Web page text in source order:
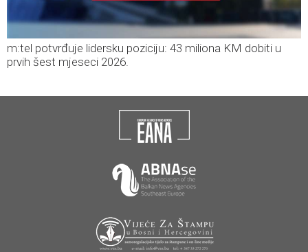
m:tel potvrđuje lidersku poziciju: 43 miliona KM dobiti u
prvih šest mjeseci 2026.